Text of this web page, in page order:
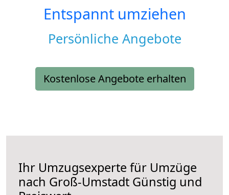
Entspannt umziehen
Persönliche Angebote
Kostenlose Angebote erhalten
Ihr Umzugsexperte für Umzüge
nach Groß-Umstadt Günstig und